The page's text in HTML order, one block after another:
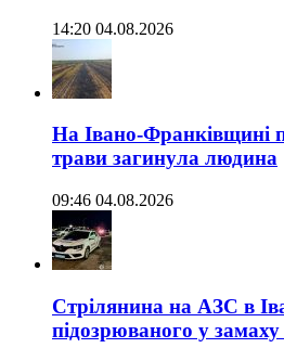
14:20 04.08.2026
На Івано-Франківщині
трави загинула людина
09:46 04.08.2026
Стрілянина на АЗС в
підозрюваного у